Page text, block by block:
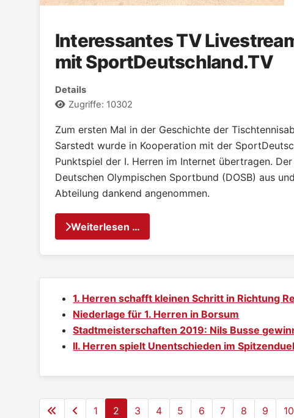
Interessantes TV
mit SportDeutschland.TV
Details
Zugriffe: 10302
Zum ersten Mal in der Geschichte der
Sarstedt wurde in Kooperation mit der
Punktspiel der I. Herren im Internet übertragen.
Deutschen Olympischen Sportbund (DOSB) aus
Abteilung dankend angenommen.
Weiterlesen …
1. Herren schafft kleinen Schritt in Richtung
Niederlage für 1. Herren in Borsum
Stadtmeisterschaften 2019: Nils Busse
II. Herren spielt Unentschieden im
1 2 3 4 5 6 7 8 9 10